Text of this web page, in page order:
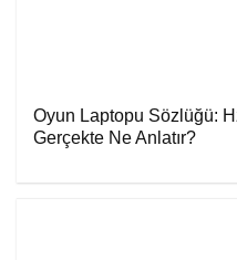
Oyun Laptopu Sözlüğü:
Gerçekte Ne Anlatır?